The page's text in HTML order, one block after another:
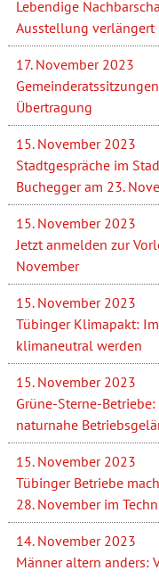
Lebendige
Ausstellung verlängert
17. November 2023
Übertragung
15. November 2023
Stadtgespräche im
Buchegger am 23.
15. November 2023
Jetzt anmelden zur
November
15. November 2023
Tübinger Klimapakt:
klimaneutral werden
15. November 2023
Grüne-Sterne-
naturnahe
15. November 2023
Tübinger Betriebe
28. November im
14. November 2023
Männer altern anders: